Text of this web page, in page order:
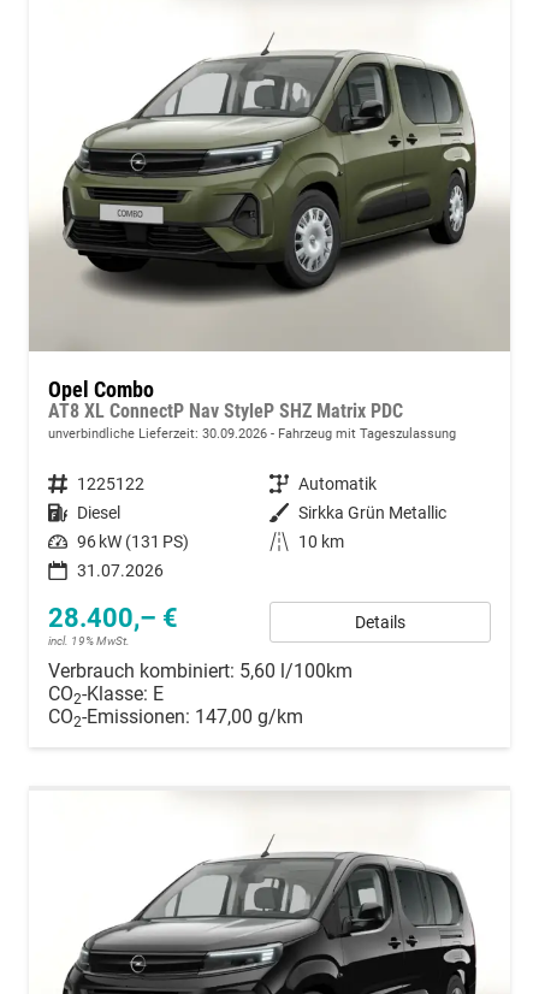
Opel Combo
AT8 XL ConnectP Nav StyleP SHZ Matrix PDC
unverbindliche Lieferzeit: 30.09.2026 Fahrzeug mit Tageszulassung
Fahrzeugnummer 1225122 Getriebe Automatik
Kraftstoff Diesel Außenfarbe Sirkka Grün Metallic
Leistung 96 kW (131 PS) Kilometerstand
10 km
31.07.2026
28.400,– €
incl. 19% MwSt.
Details
Verbrauch kombiniert: 5,60 l/100km
CO2-Klasse: E
CO2-Emissionen: 147,00 g/km